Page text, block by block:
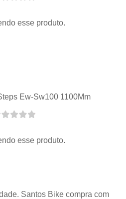
esse produto.
Ew-Sw100 1100Mm
esse produto.
Santos Bike compra com